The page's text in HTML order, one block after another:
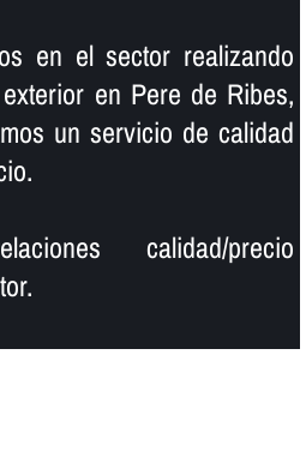
en el sector realizando
en Pere de Ribes,
un servicio de calidad
calidad/precio